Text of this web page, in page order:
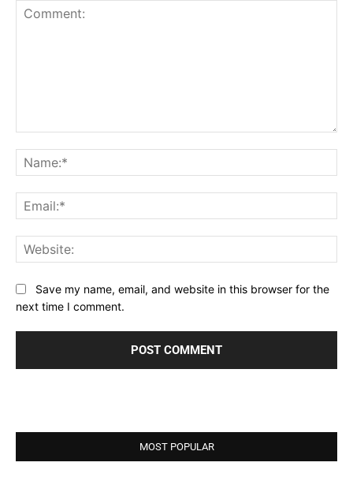
Save my name, email, and website in this browser for the
next time I comment.
MOST POPULAR